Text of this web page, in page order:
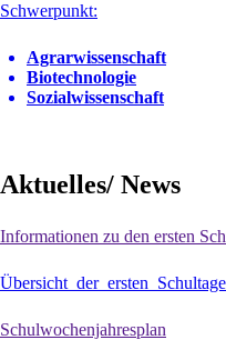
Schwerpunkt:
Agrarwissenschaft
Biotechnologie
Sozialwissenschaft
Aktuelles/ News
Informationen zu den ersten
Schulwochenjahresplan